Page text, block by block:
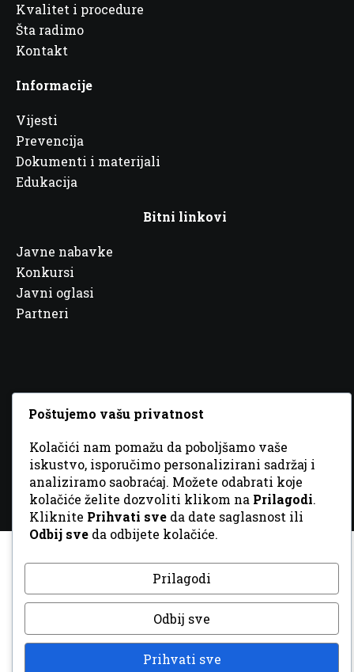
Kvalitet i procedure
Šta radimo
Kontakt
Informacije
Vijesti
Prevencija
Dokumenti i materijali
Edukacija
Bitni linkovi
Javne nabavke
Konkursi
Javni oglasi
Partneri
Poštujemo vašu privatnost
Kolačići nam pomažu da poboljšamo vaše
iskustvo, isporučimo personalizirani sadržaj i
analiziramo saobraćaj. Možete odabrati koje
kolačiće želite dozvoliti klikom na Prilagodi.
Kliknite Prihvati sve da date saglasnost ili
Odbij sve da odbijete kolačiće.
Prilagodi
Odbij sve
Prihvati sve